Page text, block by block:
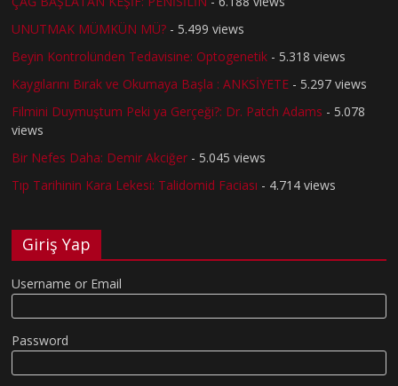
UNUTMAK MÜMKÜN MÜ? - 5.499 views
Beyin Kontrolünden Tedavisine: Optogenetik - 5.318 views
Kaygılarını Bırak ve Okumaya Başla : ANKSİYETE - 5.297 views
Filmini Duymuştum Peki ya Gerçeği?: Dr. Patch Adams - 5.078
views
Bir Nefes Daha: Demir Akciğer - 5.045 views
Tıp Tarihinin Kara Lekesi: Talidomid Faciası - 4.714 views
Giriş Yap
Username or Email
Password